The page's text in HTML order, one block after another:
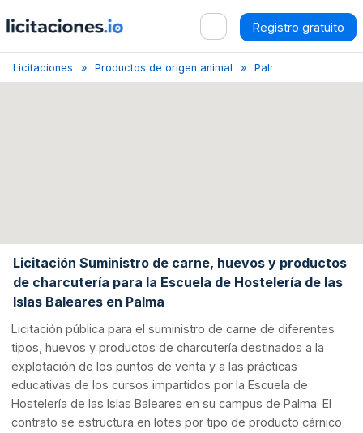
Registro gratuito
Licitaciones Productos de origen animal Palma
Licitación Suministro de carne, huevos y productos
de charcutería para la Escuela de Hostelería de las
Islas Baleares en Palma
Licitación pública para el suministro de carne de diferentes
tipos, huevos y productos de charcutería destinados a la
explotación de los puntos de venta y a las prácticas
educativas de los cursos impartidos por la Escuela de
Hostelería de las Islas Baleares en su campus de Palma. El
contrato se estructura en lotes por tipo de producto cárnico